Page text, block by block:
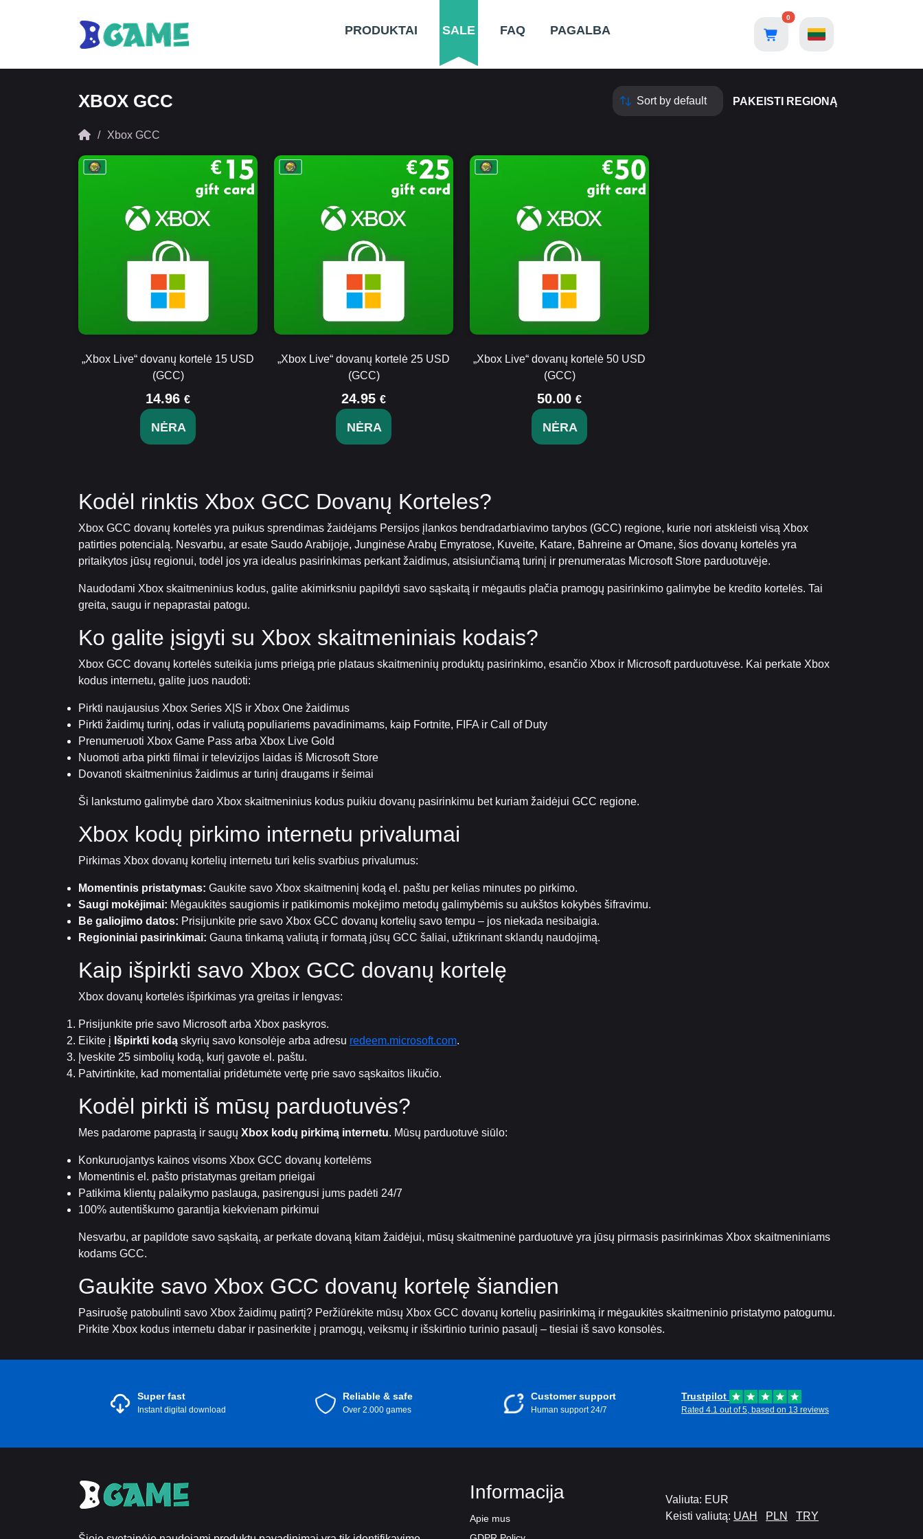
PRODUKTAI SALE FAQ PAGALBA
0
XBOX GCC PAKEISTI REGIONĄ
Xbox GCC
„Xbox Live“ dovanų kortelė 15 USD
(GCC)
14.96 €
NĖRA
„Xbox Live“ dovanų kortelė 25 USD
(GCC)
24.95 €
NĖRA
„Xbox Live“ dovanų kortelė 50 USD
(GCC)
50.00 €
NĖRA
Kodėl rinktis Xbox GCC Dovanų Korteles?
Xbox GCC dovanų kortelės yra puikus sprendimas žaidėjams Persijos įlankos bendradarbiavimo tarybos (GCC) regione, kurie nori atskleisti visą Xbox
patirties potencialą. Nesvarbu, ar esate Saudo Arabijoje, Junginėse Arabų Emyratose, Kuveite, Katare, Bahreine ar Omane, šios dovanų kortelės yra
pritaikytos jūsų regionui, todėl jos yra idealus pasirinkimas perkant žaidimus, atsisiunčiamą turinį ir prenumeratas Microsoft Store parduotuvėje.
Naudodami Xbox skaitmeninius kodus, galite akimirksniu papildyti savo sąskaitą ir mėgautis plačia pramogų pasirinkimo galimybe be kredito kortelės. Tai
greita, saugu ir nepaprastai patogu.
Ko galite įsigyti su Xbox skaitmeniniais kodais?
Xbox GCC dovanų kortelės suteikia jums prieigą prie plataus skaitmeninių produktų pasirinkimo, esančio Xbox ir Microsoft parduotuvėse. Kai perkate Xbox
kodus internetu, galite juos naudoti:
Pirkti naujausius Xbox Series X|S ir Xbox One žaidimus
Pirkti žaidimų turinį, odas ir valiutą populiariems pavadinimams, kaip Fortnite, FIFA ir Call of Duty
Prenumeruoti Xbox Game Pass arba Xbox Live Gold
Nuomoti arba pirkti filmai ir televizijos laidas iš Microsoft Store
Dovanoti skaitmeninius žaidimus ar turinį draugams ir šeimai
Ši lankstumo galimybė daro Xbox skaitmeninius kodus puikiu dovanų pasirinkimu bet kuriam žaidėjui GCC regione.
Xbox kodų pirkimo internetu privalumai
Pirkimas Xbox dovanų kortelių internetu turi kelis svarbius privalumus:
Momentinis pristatymas: Gaukite savo Xbox skaitmeninį kodą el. paštu per kelias minutes po pirkimo.
Saugi mokėjimai: Mėgaukitės saugiomis ir patikimomis mokėjimo metodų galimybėmis su aukštos kokybės šifravimu.
Be galiojimo datos: Prisijunkite prie savo Xbox GCC dovanų kortelių savo tempu – jos niekada nesibaigia.
Regioniniai pasirinkimai: Gauna tinkamą valiutą ir formatą jūsų GCC šaliai, užtikrinant sklandų naudojimą.
Kaip išpirkti savo Xbox GCC dovanų kortelę
Xbox dovanų kortelės išpirkimas yra greitas ir lengvas:
Prisijunkite prie savo Microsoft arba Xbox paskyros.
Eikite į Išpirkti kodą skyrių savo konsolėje arba adresu redeem.microsoft.com.
Įveskite 25 simbolių kodą, kurį gavote el. paštu.
Patvirtinkite, kad momentaliai pridėtumėte vertę prie savo sąskaitos likučio.
Kodėl pirkti iš mūsų parduotuvės?
Mes padarome paprastą ir saugų Xbox kodų pirkimą internetu. Mūsų parduotuvė siūlo:
Konkuruojantys kainos visoms Xbox GCC dovanų kortelėms
Momentinis el. pašto pristatymas greitam prieigai
Patikima klientų palaikymo paslauga, pasirengusi jums padėti 24/7
100% autentiškumo garantija kiekvienam pirkimui
Nesvarbu, ar papildote savo sąskaitą, ar perkate dovaną kitam žaidėjui, mūsų skaitmeninė parduotuvė yra jūsų pirmasis pasirinkimas Xbox skaitmeniniams
kodams GCC.
Gaukite savo Xbox GCC dovanų kortelę šiandien
Pasiruošę patobulinti savo Xbox žaidimų patirtį? Peržiūrėkite mūsų Xbox GCC dovanų kortelių pasirinkimą ir mėgaukitės skaitmeninio pristatymo patogumu.
Pirkite Xbox kodus internetu dabar ir pasinerkite į pramogų, veiksmų ir išskirtinio turinio pasaulį – tiesiai iš savo konsolės.
Super fast
Instant digital download
Reliable & safe
Over 2.000 games
Customer support
Human support 24/7
Trustpilot
Rated 4.1 out of 5, based on 13 reviews
Informacija
Apie mus
Valiuta: EUR
Keisti valiutą: UAH PLN TRY